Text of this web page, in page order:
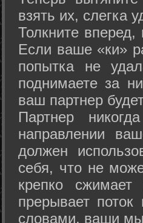
взять их, слегка
Толкните
Если ваше «ки»
попытка не
поднимаете за
ваш партнер
Партнер
направлении
должен
себя, что не
крепко
прерывает
словами, ваши